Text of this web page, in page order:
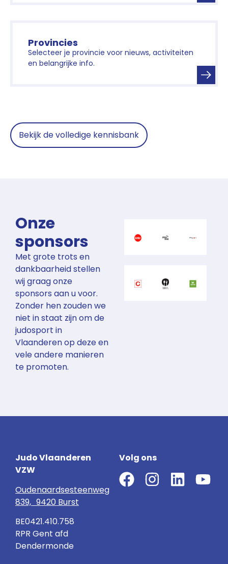
Provincies
Selecteer je provincie voor nieuws, activiteiten
en belangrijke info.
Bekijk de volledige kennisbank
Onze
sponsors
Met grote trots en
dankbaarheid stellen
wij graag onze
sponsors aan u voor.
Zonder hen zouden we
niet in staat zijn om de
judosport in
Vlaanderen op deze en
vele andere manieren
te promoten.
Judo Vlaanderen
VZW
Oudenaardsesteenweg
839, 9420 Burst
BE0421.410.758
RPR Gent afd
Dendermonde
Volg ons